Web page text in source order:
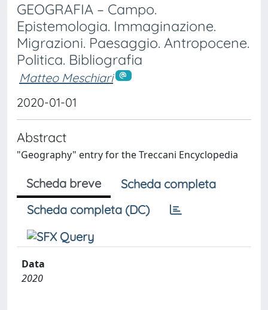
GEOGRAFIA – Campo.
Epistemologia. Immaginazione.
Migrazioni. Paesaggio. Antropocene.
Politica. Bibliografia
Matteo Meschiari
2020-01-01
Abstract
"Geography" entry for the Treccani Encyclopedia
Scheda breve
Scheda completa
Scheda completa (DC)
Data
2020